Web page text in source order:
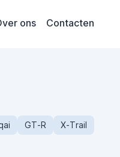
ons Contacten
GT-R X-Trail